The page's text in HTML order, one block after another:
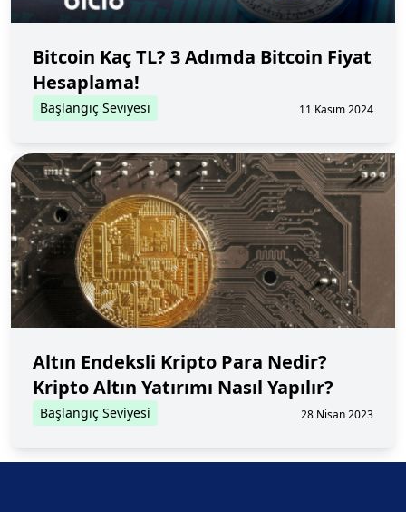
Bitcoin Kaç TL? 3 Adımda Bitcoin Fiyat
Hesaplama!
Başlangıç Seviyesi 11 Kasım 2024
Altın Endeksli Kripto Para Nedir?
Kripto Altın Yatırımı Nasıl Yapılır?
Başlangıç Seviyesi 28 Nisan 2023